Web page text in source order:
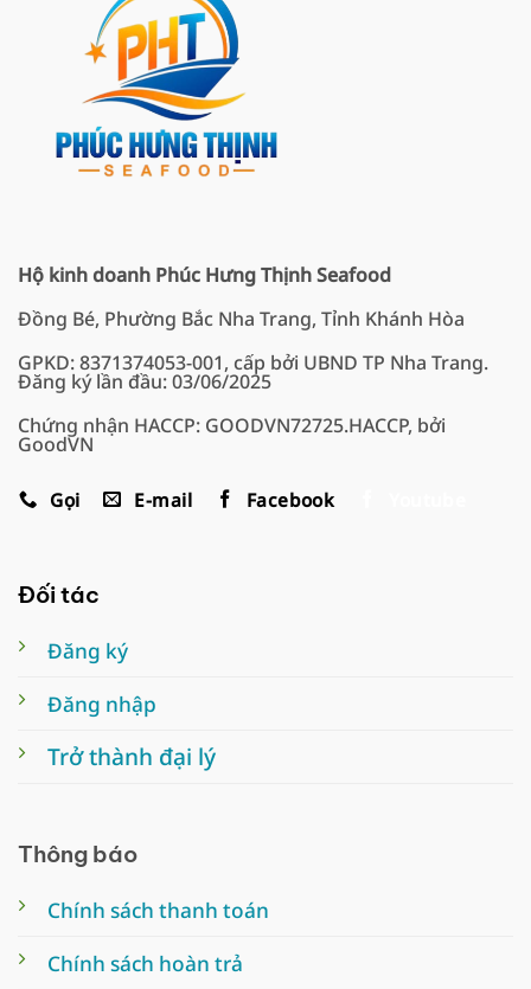
Hộ kinh doanh Phúc Hưng Thịnh Seafood
Đồng Bé, Phường Bắc Nha Trang, Tỉnh Khánh Hòa
GPKD: 8371374053-001, cấp bởi UBND TP Nha Trang.
Đăng ký lần đầu: 03/06/2025
Chứng nhận HACCP: GOODVN72725.HACCP, bởi
GoodVN
Gọi E-mail Facebook
Đối tác
Đăng ký
Đăng nhập
Trở thành đại lý
Thông báo
Chính sách thanh toán
Chính sách hoàn trả